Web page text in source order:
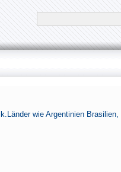
wie Argentinien Brasilien,